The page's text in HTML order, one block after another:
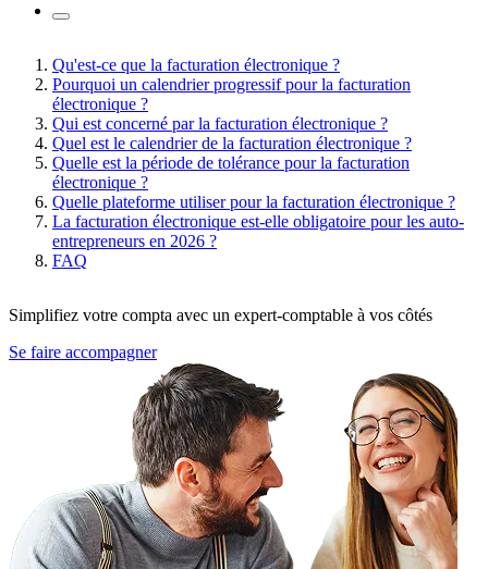
Qu'est-ce que la facturation électronique ?
Pourquoi un calendrier progressif pour la facturation
électronique ?
Qui est concerné par la facturation électronique ?
Quel est le calendrier de la facturation électronique ?
Quelle est la période de tolérance pour la facturation
électronique ?
Quelle plateforme utiliser pour la facturation électronique ?
La facturation électronique est-elle obligatoire pour les auto-
entrepreneurs en 2026 ?
FAQ
Simplifiez votre compta avec un expert-comptable à vos côtés
Se faire accompagner